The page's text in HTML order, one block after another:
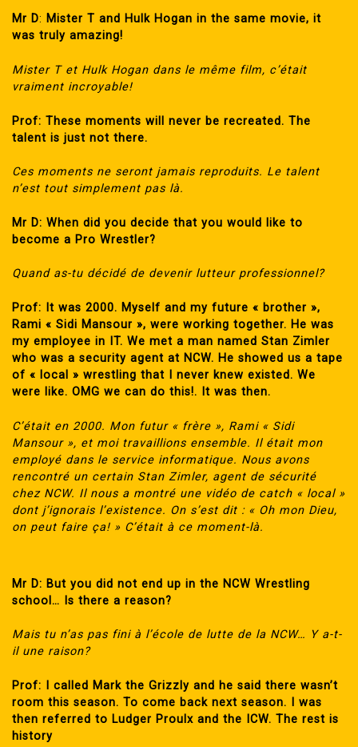
Mr D: Mister T and Hulk Hogan in the same movie, it
was truly amazing!
Mister T et Hulk Hogan dans le même film, c’était
vraiment incroyable!
Prof: These moments will never be recreated. The
talent is just not there.
Ces moments ne seront jamais reproduits. Le talent
n’est tout simplement pas là.
Mr D: When did you decide that you would like to
become a Pro Wrestler?
Quand as-tu décidé de devenir lutteur professionnel?
Prof: It was 2000. Myself and my future « brother »,
Rami « Sidi Mansour », were working together. He was
my employee in IT. We met a man named Stan Zimler
who was a security agent at NCW. He showed us a tape
of « local » wrestling that I never knew existed. We
were like. OMG we can do this!. It was then.
C’était en 2000. Mon futur « frère », Rami « Sidi
Mansour », et moi travaillions ensemble. Il était mon
employé dans le service informatique. Nous avons
rencontré un certain Stan Zimler, agent de sécurité
chez NCW. Il nous a montré une vidéo de catch « local »
dont j’ignorais l’existence. On s’est dit : « Oh mon Dieu,
on peut faire ça! » C’était à ce moment-là.
Mr D: But you did not end up in the NCW Wrestling
school… Is there a reason?
Mais tu n’as pas fini à l’école de lutte de la NCW… Y a-t-
il une raison?
Prof: I called Mark the Grizzly and he said there wasn’t
room this season. To come back next season. I was
then referred to Ludger Proulx and the ICW. The rest is
history